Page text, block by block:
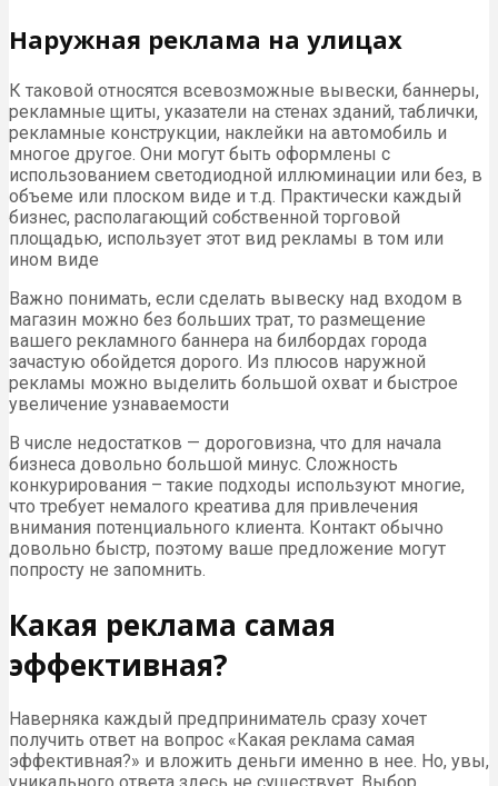
Наружная реклама на улицах
К таковой относятся всевозможные вывески, баннеры,
рекламные щиты, указатели на стенах зданий, таблички,
рекламные конструкции, наклейки на автомобиль и
многое другое. Они могут быть оформлены с
использованием светодиодной иллюминации или без, в
объеме или плоском виде и т.д. Практически каждый
бизнес, располагающий собственной торговой
площадью, использует этот вид рекламы в том или
ином виде
Важно понимать, если сделать вывеску над входом в
магазин можно без больших трат, то размещение
вашего рекламного баннера на билбордах города
зачастую обойдется дорого. Из плюсов наружной
рекламы можно выделить большой охват и быстрое
увеличение узнаваемости
В числе недостатков — дороговизна, что для начала
бизнеса довольно большой минус. Сложность
конкурирования – такие подходы используют многие,
что требует немалого креатива для привлечения
внимания потенциального клиента. Контакт обычно
довольно быстр, поэтому ваше предложение могут
попросту не запомнить.
Какая реклама самая
эффективная?
Наверняка каждый предприниматель сразу хочет
получить ответ на вопрос «Какая реклама самая
эффективная?» и вложить деньги именно в нее. Но, увы,